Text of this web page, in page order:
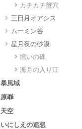
カチカチ蟹穴
三日月オアシス
ムーミン谷
星月夜の砂漠
憶いの碑
海月の入り江
暴風域
原罪
天空
いにしえの追想